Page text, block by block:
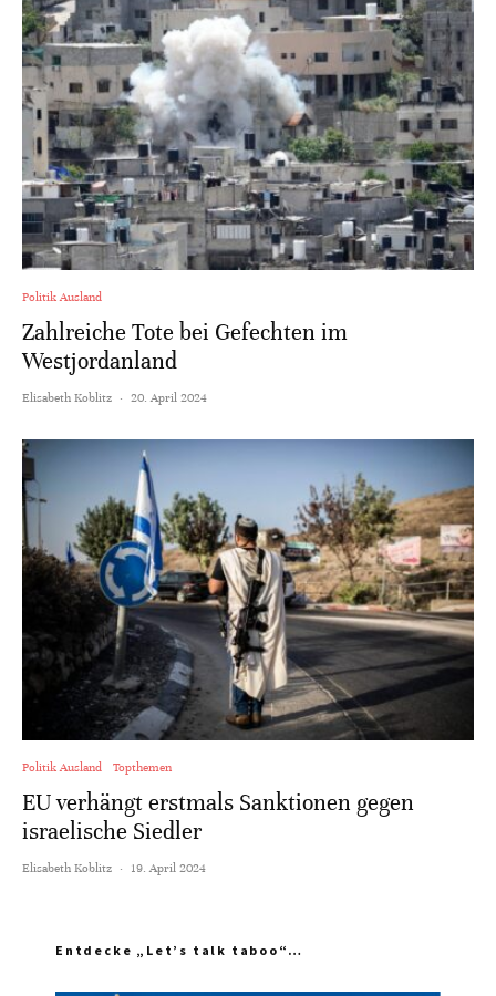
Politik Ausland
Zahlreiche Tote bei Gefechten im
Westjordanland
Elisabeth Koblitz · 20. April 2024
Politik Ausland Topthemen
EU verhängt erstmals Sanktionen gegen
israelische Siedler
Elisabeth Koblitz · 19. April 2024
Entdecke „Let’s talk taboo“…